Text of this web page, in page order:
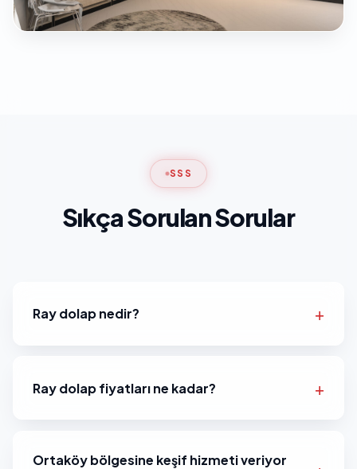
SSS
Sıkça Sorulan Sorular
Ray dolap nedir?
Ray dolap fiyatları ne kadar?
Ortaköy bölgesine keşif hizmeti veriyor